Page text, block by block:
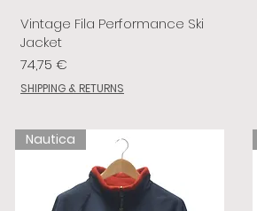
Vintage Fila Performance Ski
Jacket
Prix
74,75 €
SHIPPING & RETURNS
Nautica